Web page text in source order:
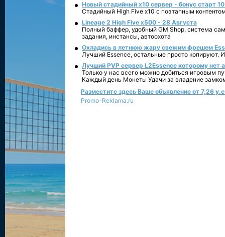
Новый стадийный х10 сервер - бонус старт
Стадийный High Five x10 с поэтапным
Lineage 2 High Five x500 - 28 Августа
Полный баффер, удобный GM Shop, система
задания, инстансы, автоохота
Охладись в летнюю жару свежим фрешем
Лучший Essence, остальные просто копируют.
Лучший PVP сервер L2Essence которому нет
Только у нас всего можно добиться игровым
Каждый день Монеты Удачи за владение
Разместите здесь Ваше объявление от 7,26
Promo-Reklama.ru